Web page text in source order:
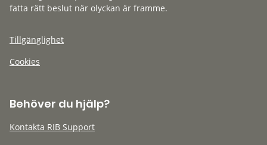
fatta rätt beslut när olyckan är framme.
Tillgänglighet
Cookies
Behöver du hjälp?
Kontakta RIB Support